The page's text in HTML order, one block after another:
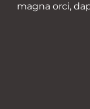
magna orci,